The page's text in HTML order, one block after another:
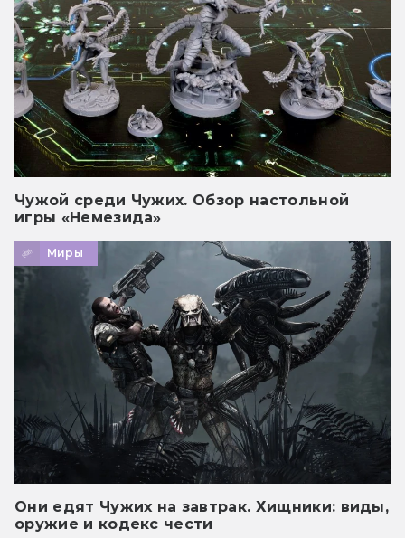
Чужой среди Чужих. Обзор настольной
игры «Немезида»
Миры
Они едят Чужих на завтрак. Хищники: виды,
оружие и кодекс чести